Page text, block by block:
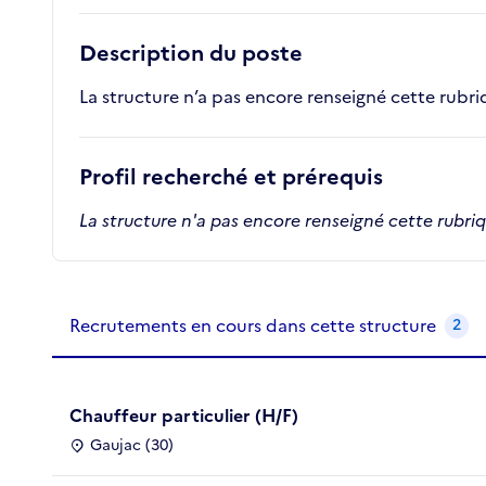
Description du poste
La structure n’a pas encore renseigné cette
Profil recherché et prérequis
La structure n'a pas encore renseigné cette
Recrutements de la structure
Recrutements en cours dans cette structure 2
Chauffeur particulier (H/F)
Gaujac (30)